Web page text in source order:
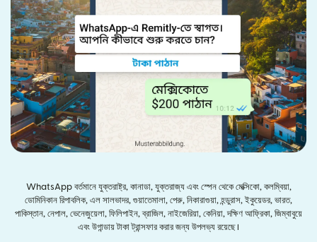
WhatsApp বর্তমানে যুক্তরাষ্ট্র, কানাডা, যুক্তরাজ্য এবং স্পেন থেকে মেক্সিকো, কলম্বিয়া,
ডোমিনিকান রিপাবলিক, এল সালভাদর, গুয়াতেমালা, পেরু, নিকারাগুয়া, হন্ডুরাস, ইকুয়েডর, ভারত,
পাকিস্তান, নেপাল, ভেনেজুয়েলা, ফিলিপাইন, ব্রাজিল, নাইজেরিয়া, কেনিয়া, দক্ষিণ আফ্রিকা, জিম্বাবুয়ে
এবং উগান্ডায় টাকা ট্রান্সফার করার জন্য উপলভ্য রয়েছে।